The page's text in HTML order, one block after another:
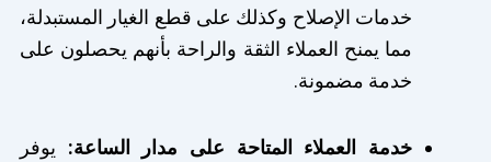
خدمات الإصلاح وكذلك على قطع الغيار المستبدلة،
مما يمنح العملاء الثقة والراحة بأنهم يحصلون على
خدمة مضمونة.
خدمة العملاء المتاحة على مدار الساعة: يوفر